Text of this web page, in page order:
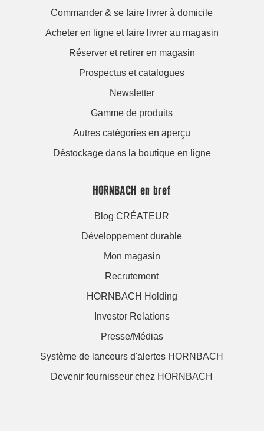
Commander & se faire livrer à domicile
Acheter en ligne et faire livrer au magasin
Réserver et retirer en magasin
Prospectus et catalogues
Newsletter
Gamme de produits
Autres catégories en aperçu
Déstockage dans la boutique en ligne
HORNBACH en bref
Blog CRÉATEUR
Développement durable
Mon magasin
Recrutement
HORNBACH Holding
Investor Relations
Presse/Médias
Système de lanceurs d'alertes HORNBACH
Devenir fournisseur chez HORNBACH